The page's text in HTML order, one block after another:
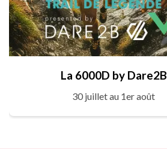
La 6000D by Dare2B
30 juillet au 1er août